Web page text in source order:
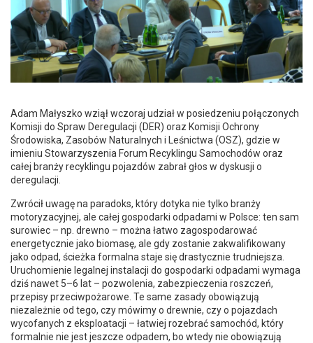
Adam Małyszko wziął wczoraj udział w posiedzeniu połączonych
Komisji do Spraw Deregulacji (DER) oraz Komisji Ochrony
Środowiska, Zasobów Naturalnych i Leśnictwa (OSZ), gdzie w
imieniu Stowarzyszenia Forum Recyklingu Samochodów oraz
całej branży recyklingu pojazdów zabrał głos w dyskusji o
deregulacji.
Zwrócił uwagę na paradoks, który dotyka nie tylko branży
motoryzacyjnej, ale całej gospodarki odpadami w Polsce: ten sam
surowiec – np. drewno – można łatwo zagospodarować
energetycznie jako biomasę, ale gdy zostanie zakwalifikowany
jako odpad, ścieżka formalna staje się drastycznie trudniejsza.
Uruchomienie legalnej instalacji do gospodarki odpadami wymaga
dziś nawet 5–6 lat – pozwolenia, zabezpieczenia roszczeń,
przepisy przeciwpożarowe. Te same zasady obowiązują
niezależnie od tego, czy mówimy o drewnie, czy o pojazdach
wycofanych z eksploatacji – łatwiej rozebrać samochód, który
formalnie nie jest jeszcze odpadem, bo wtedy nie obowiązują